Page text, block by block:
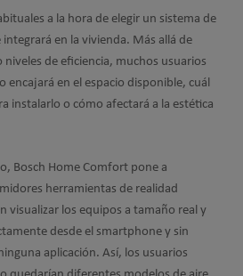
a la hora de elegir un sistema de
en la vivienda. Más allá de
de eficiencia, muchos usuarios
encajará en el espacio disponible, cuál
instalarlo o cómo afectará a la estética
Bosch Home Comfort pone a
herramientas de realidad
visualizar los equipos a tamaño real y
desde el smartphone y sin
aplicación. Así, los usuarios